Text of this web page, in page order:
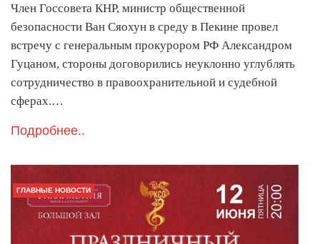
Член Госсовета КНР, министр общественной
безопасности Ван Сяохун в среду в Пекине провел
встречу с генеральным прокурором РФ Александром
Гуцаном, стороны договорились неуклонно углублять
сотрудничество в правоохранительной и судебной
сферах.…
Подробнее..
ГЛАВНЫЕ НОВОСТИ